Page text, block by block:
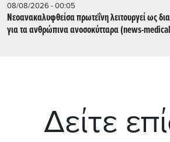
08/08/2026 - 00:05
Νεοανακαλυφθείσα πρωτεΐνη λειτουργεί ως
για τα ανθρώπινα ανοσοκύτταρα (news-
Δείτε